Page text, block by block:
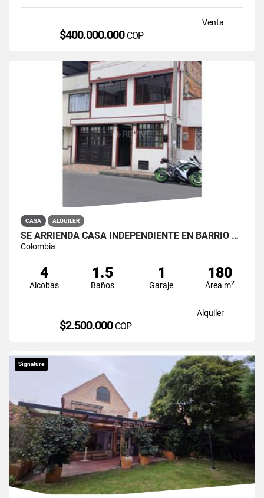
Venta
$400.000.000 COP
CASA ALQUILER
SE ARRIENDA CASA INDEPENDIENTE EN BARRIO QUIROGA SUR
Colombia
4
Alcobas
1.5
Baños
1
Garaje
180
Área m2
Alquiler
$2.500.000 COP
Signature